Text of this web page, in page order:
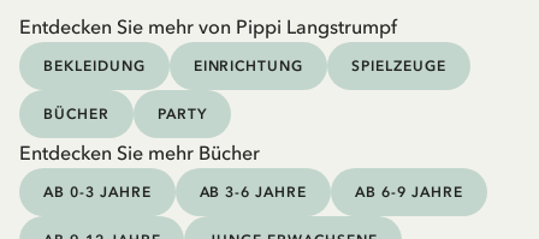
Entdecken Sie mehr von Pippi Langstrumpf
BEKLEIDUNG EINRICHTUNG SPIELZEUGE
BÜCHER PARTY
Entdecken Sie mehr Bücher
AB 0-3 JAHRE AB 3-6 JAHRE AB 6-9 JAHRE